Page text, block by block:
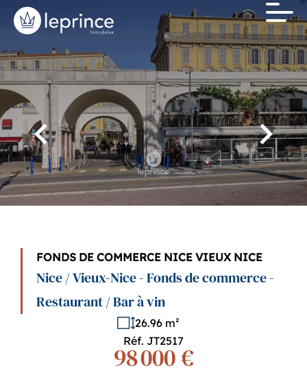
FONDS DE COMMERCE NICE VIEUX NICE
Nice / Vieux-Nice - Fonds de commerce -
Restaurant / Bar à vin
26.96 m²
Réf. JT2517
98 000 €